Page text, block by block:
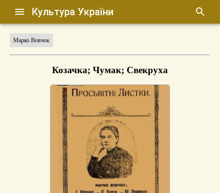
Культура України
Марко Вовчок
Козачка; Чумак; Свекруха